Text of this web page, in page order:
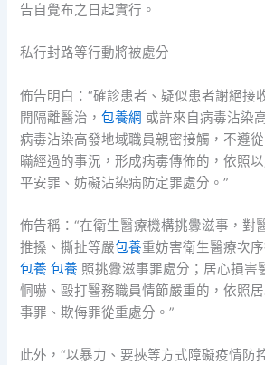
告自覺布之日起實行。
私行封路等行動將被處分
佈告明白：“確診患者、疑似患者謝絕接
開隔離醫治，包養網 或許來自病毒沾染
病毒沾染高發地域職員親密接觸，不遵
瞞經過的事況，形成病毒傳佈的，依照
平安罪、妨礙沾染病防定罪處分。”
佈告稱：“在衛生醫療機構挑釁滋事，對
推搡、撕扯等嚴包養重妨害衛生醫療次
包養 包養 照挑釁滋事罪處分；居心損害
恫嚇、毆打醫務職員情節嚴重的，依照
事罪、欺侮罪從重處分。”
此外，“以暴力、要挾等方式障礙疫情防